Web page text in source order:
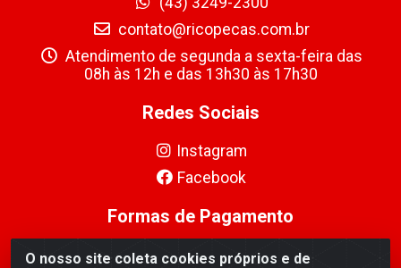
O nosso site coleta cookies próprios e de
contato@ricopecas.com.br
Atendimento de segunda a sexta-feira das
08h às 12h e das 13h30 às 17h30
Redes Sociais
Instagram
Facebook
Formas de Pagamento